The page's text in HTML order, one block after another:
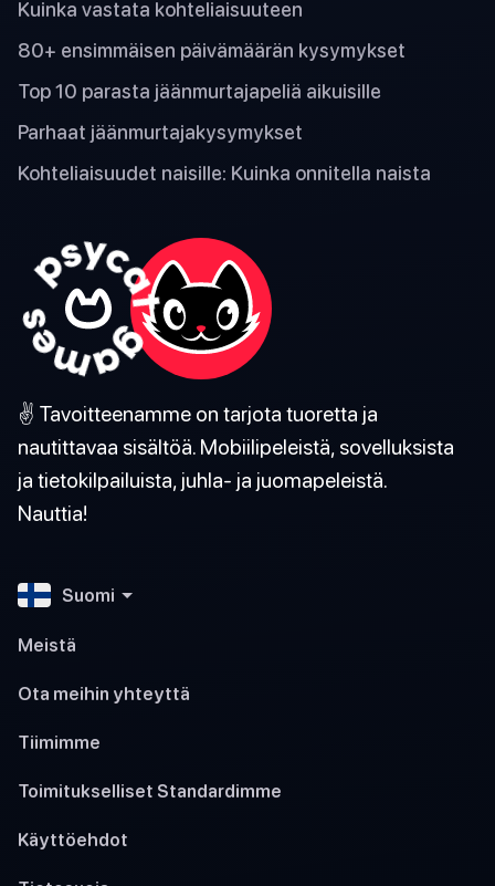
Kuinka vastata kohteliaisuuteen
80+ ensimmäisen päivämäärän kysymykset
Top 10 parasta jäänmurtajapeliä aikuisille
Parhaat jäänmurtajakysymykset
Kohteliaisuudet naisille: Kuinka onnitella naista
✌️ Tavoitteenamme on tarjota tuoretta ja
nautittavaa sisältöä. Mobiilipeleistä, sovelluksista
ja tietokilpailuista, juhla- ja juomapeleistä.
Nauttia!
Suomi
Meistä
Ota meihin yhteyttä
Tiimimme
Toimitukselliset Standardimme
Käyttöehdot